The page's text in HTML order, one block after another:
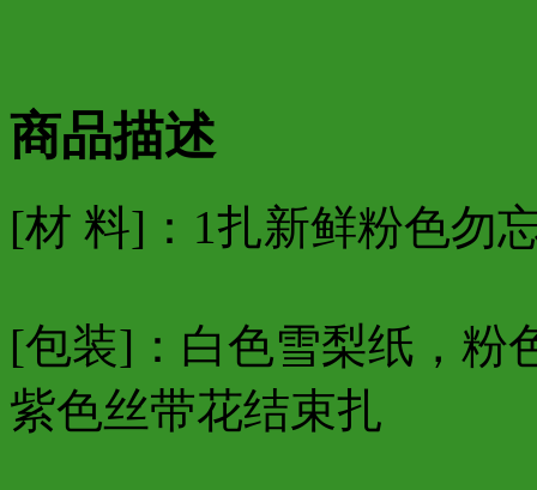
商品描述
[材 料]：1扎新鲜粉色勿
[包装]：白色雪梨纸，粉
紫色丝带花结束扎